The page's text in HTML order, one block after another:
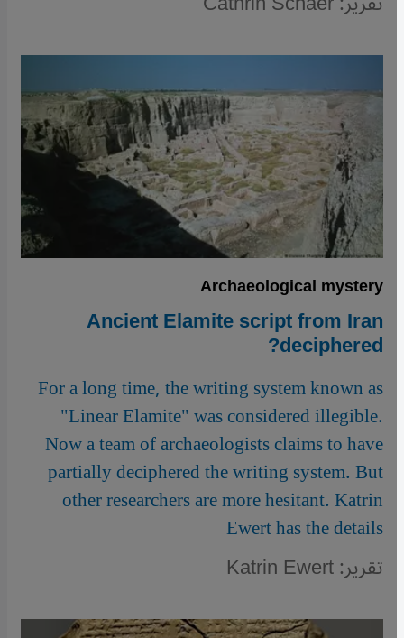
Archaeological mystery
Ancient Elamite script from Iran
deciphered?
For a long time, the writing system known as
"Linear Elamite" was considered illegible.
Now a team of archaeologists claims to have
partially deciphered the writing system. But
other researchers are more hesitant. Katrin
Ewert has the details
تقرير: Katrin Ewert